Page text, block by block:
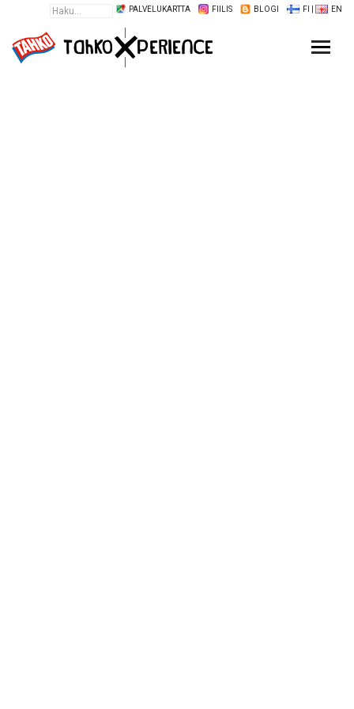
PALVELUKARTTA FIILIS BLOGI FI EN